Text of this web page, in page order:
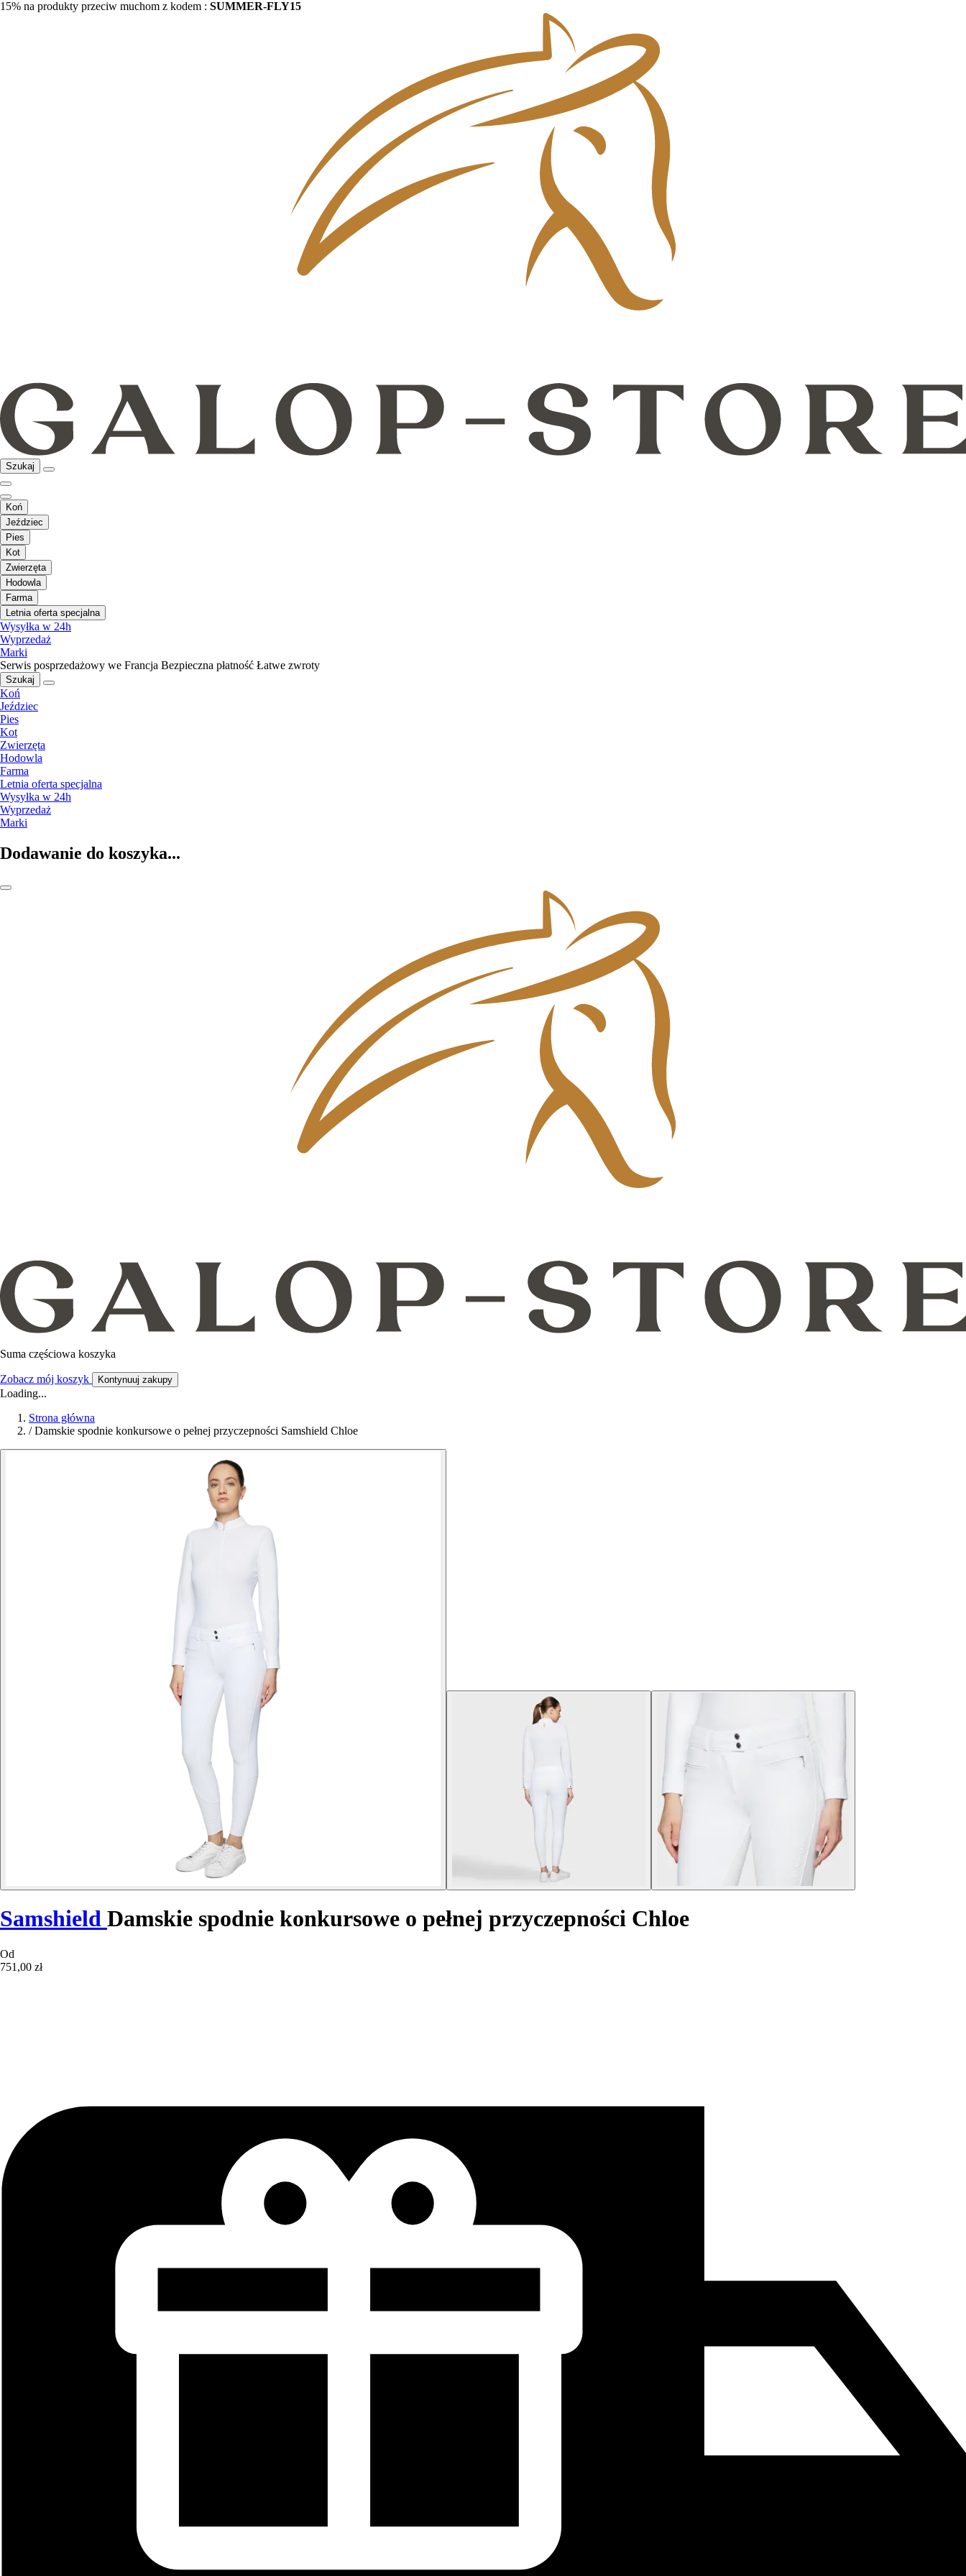
15% na produkty przeciw muchom z kodem : SUMMER-FLY15
Szukaj
Koń
Jeździec
Pies
Kot
Zwierzęta
Hodowla
Farma
Letnia oferta specjalna
Wysyłka w 24h
Wyprzedaż
Marki
Serwis posprzedażowy we Francja Bezpieczna płatność Łatwe zwroty
Szukaj
Koń
Jeździec
Pies
Kot
Zwierzęta
Hodowla
Farma
Letnia oferta specjalna
Wysyłka w 24h
Wyprzedaż
Marki
Dodawanie do koszyka...
Suma częściowa koszyka
Zobacz mój koszyk Kontynuuj zakupy
Loading...
Strona główna
/ Damskie spodnie konkursowe o pełnej przyczepności Samshield Chloe
Samshield Damskie spodnie konkursowe o pełnej przyczepności Chloe
Od
751,00 zł